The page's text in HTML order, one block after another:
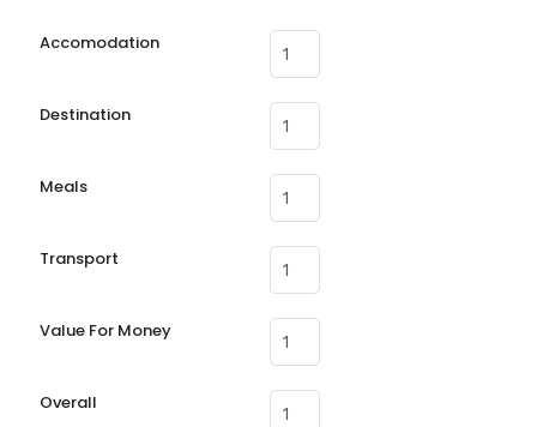
Accomodation
Destination
Meals
Transport
Value For Money
Overall